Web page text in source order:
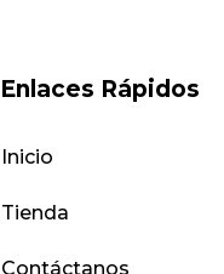
Enlaces Rápidos
Inicio
Tienda
Contáctanos